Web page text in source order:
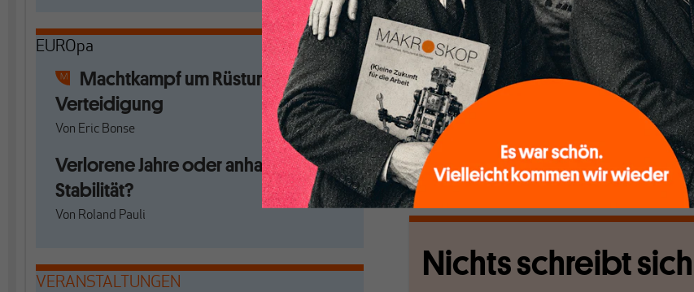
EUROpa
Machtkampf um Rüstung und
Verteidigung
Von Eric Bonse
Verlorene Jahre oder anhaltende
Stabilität?
Von Roland Pauli
VERANSTALTUNGEN
Was steckt dahinter? Wie bei vielen Projekten
widersprüchliche Interessen und Ziele
eine Strategie namens EDIS und ein
wird zum einen als Antwort auf den Krieg in
„Kriegswirtschaft“ in Russland präsentiert.
verteidigen, so EU-Chefdiplomat Josep
Kapazitäten gebündelt werden.
[...]
Nichts schreibt